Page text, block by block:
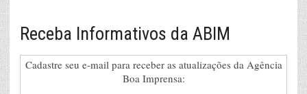
Receba Informativos da ABIM
Cadastre seu e-mail para receber as atualizações da Agência
Boa Imprensa: